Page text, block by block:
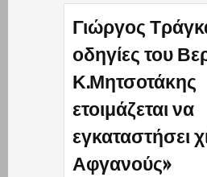
Γιώργος
οδηγίες του
Κ.Μητσοτάκης
ετοιμάζεται να
εγκαταστήσει
Αφγανούς»